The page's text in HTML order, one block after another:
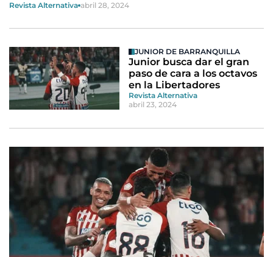
Revista Alternativa abril 28, 2024
JUNIOR DE BARRANQUILLA
Junior busca dar el gran
paso de cara a los octavos
en la Libertadores
Revista Alternativa
abril 23, 2024